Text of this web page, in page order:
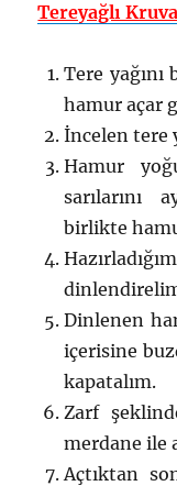
Tereyağlı
Tere
hamur açar
İncelen tere
Hamur
sarılarını
birlikte
Dinlenen
içerisine
kapatalım.
Zarf
merdane ile
Açtıktan